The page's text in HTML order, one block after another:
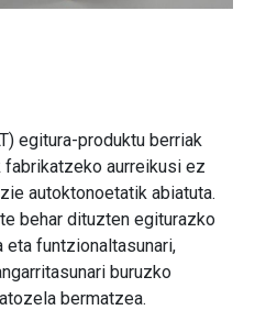
egitura-produktu berriak
fabrikatzeko aurreikusi ez
autoktonoetatik abiatuta.
behar dituzten egiturazko
funtzionaltasunari,
buruzko
bermatzea.